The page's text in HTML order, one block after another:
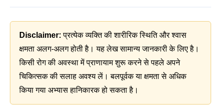
Disclaimer: प्रत्येक व्यक्ति की शारीरिक स्थिति और श्वास
क्षमता अलग-अलग होती है। यह लेख सामान्य जानकारी के लिए है।
किसी रोग की अवस्था में प्राणायाम शुरू करने से पहले अपने
चिकित्सक की सलाह अवश्य लें। बलपूर्वक या क्षमता से अधिक
किया गया अभ्यास हानिकारक हो सकता है।